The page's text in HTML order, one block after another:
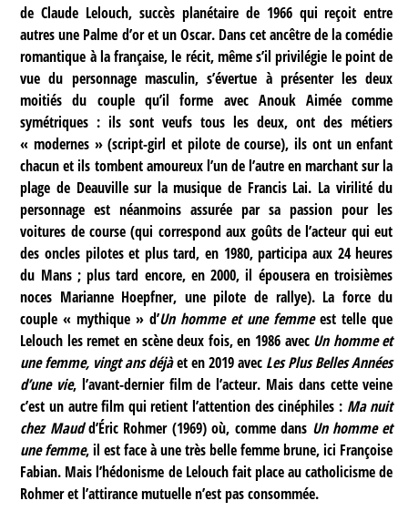
de Claude Lelouch, succès planétaire de 1966 qui reçoit entre
autres une Palme d’or et un Oscar. Dans cet ancêtre de la comédie
romantique à la française, le récit, même s’il privilégie le point de
vue du personnage masculin, s’évertue à présenter les deux
moitiés du couple qu’il forme avec Anouk Aimée comme
symétriques : ils sont veufs tous les deux, ont des métiers
« modernes » (script-girl et pilote de course), ils ont un enfant
chacun et ils tombent amoureux l’un de l’autre en marchant sur la
plage de Deauville sur la musique de Francis Lai. La virilité du
personnage est néanmoins assurée par sa passion pour les
voitures de course (qui correspond aux goûts de l’acteur qui eut
des oncles pilotes et plus tard, en 1980, participa aux 24 heures
du Mans ; plus tard encore, en 2000, il épousera en troisièmes
noces Marianne Hoepfner, une pilote de rallye). La force du
couple « mythique » d’Un homme et une femmeest telle que
Lelouch les remet en scène deux fois, en 1986 avec Un homme et
une femme, vingt ans déjàet en 2019 avec Les Plus Belles Années
d’une vie, l’avant-dernier film de l’acteur. Mais dans cette veine
c’est un autre film qui retient l’attention des cinéphiles : Ma nuit
chez Maudd’Éric Rohmer (1969) où, comme dans Un homme et
une femme, il est face à une très belle femme brune, ici Françoise
Fabian. Mais l’hédonisme de Lelouch fait place au catholicisme de
Rohmer et l’attirance mutuelle n’est pas consommée.